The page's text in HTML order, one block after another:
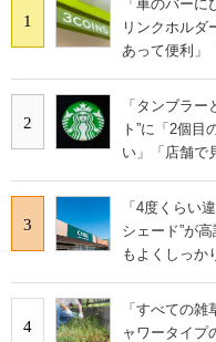
1
「車のバー
リンクホル
あって便利」
2
「タンブラ
ト”に「2個
い」「店舗で
3
「4度くらい
シェード”が
もよくしっか
4
「すべての
ャワータイプ